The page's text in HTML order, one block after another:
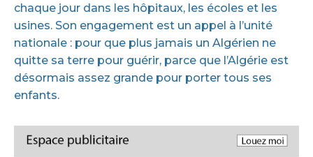
chaque jour dans les hôpitaux, les écoles et les
usines. Son engagement est un appel à l’unité
nationale : pour que plus jamais un Algérien ne
quitte sa terre pour guérir, parce que l’Algérie est
désormais assez grande pour porter tous ses
enfants.